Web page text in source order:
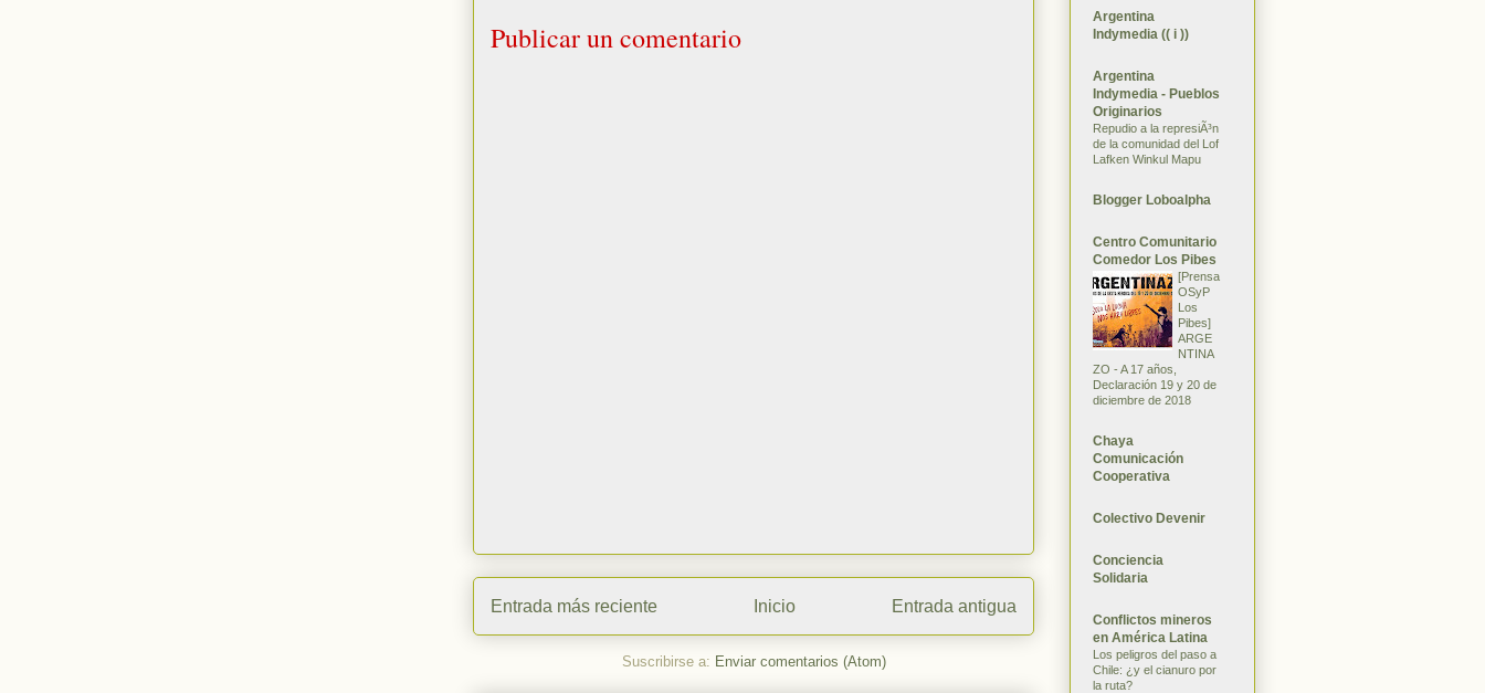
Publicar un comentario
Entrada más reciente Entrada antigua
Inicio
Suscribirse a: Enviar comentarios (Atom)
Argentina
Indymedia (( i ))
Argentina
Indymedia - Pueblos
Originarios
Repudio a la represiÃ³n
de la comunidad del Lof
Lafken Winkul Mapu
Blogger Loboalpha
Centro Comunitario
Comedor Los Pibes
[Prensa
OSyP
Los
Pibes]
ARGE
NTINA
ZO - A 17 años,
Declaración 19 y 20 de
diciembre de 2018
Chaya
Comunicación
Cooperativa
Colectivo Devenir
Conciencia
Solidaria
Conflictos mineros
en América Latina
Los peligros del paso a
Chile: ¿y el cianuro por
la ruta?